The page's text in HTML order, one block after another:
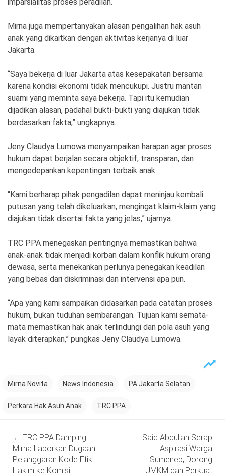
Mirna juga mempertanyakan alasan pengalihan hak asuh
anak yang dikaitkan dengan aktivitas kerjanya di luar
Jakarta.
“Saya bekerja di luar Jakarta atas kesepakatan bersama
karena kondisi ekonomi tidak mencukupi. Justru mantan
suami yang meminta saya bekerja. Tapi itu kemudian
dijadikan alasan, padahal bukti-bukti yang diajukan tidak
berdasarkan fakta,” ungkapnya.
Jeny Claudya Lumowa menyampaikan harapan agar proses
hukum dapat berjalan secara objektif, transparan, dan
mengedepankan kepentingan terbaik anak.
“Kami berharap pihak pengadilan dapat meninjau kembali
putusan yang telah dikeluarkan, mengingat klaim-klaim yang
diajukan tidak disertai fakta yang jelas,” ujarnya.
TRC PPA menegaskan pentingnya memastikan bahwa
anak-anak tidak menjadi korban dalam konflik hukum orang
dewasa, serta menekankan perlunya penegakan keadilan
yang bebas dari diskriminasi dan intervensi apa pun.
“Apa yang kami sampaikan didasarkan pada catatan proses
hukum, bukan tuduhan sembarangan. Tujuan kami semata-
mata memastikan hak anak terlindungi dan pola asuh yang
layak diterapkan,” pungkas Jeny Claudya Lumowa.
Mirna Novita News Indonesia PA Jakarta Selatan
Perkara Hak Asuh Anak TRC PPA
navigation
← TRC PPA Dampingi
Mirna Laporkan Dugaan
Pelanggaran Kode Etik
Hakim ke Komisi
Said Abdullah Serap
Aspirasi Warga
Sumenep, Dorong
UMKM dan Perkuat